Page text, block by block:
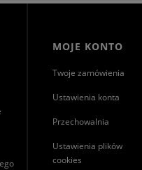
w Twoje gusta. Mamy
MOJE KONTO
Twoje zamówienia
Ustawienia konta
Przechowalnia
Ustawienia plików
cookies